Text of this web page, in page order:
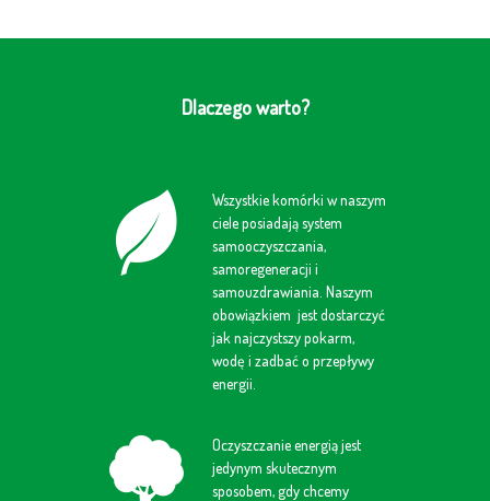
Dlaczego warto?
Wszystkie komórki w naszym
ciele posiadają system
samooczyszczania,
samoregeneracji i
samouzdrawiania. Naszym
obowiązkiem jest dostarczyć
jak najczystszy pokarm,
wodę i zadbać o przepływy
energii.
Oczyszczanie energią jest
jedynym skutecznym
sposobem, gdy chcemy